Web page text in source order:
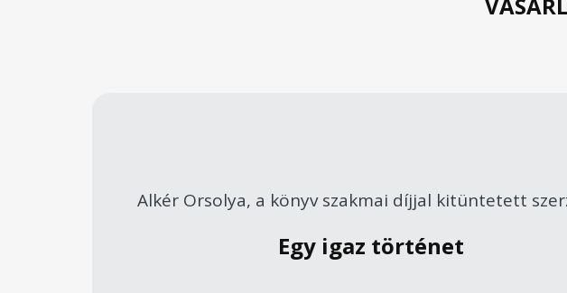
Alkér Orsolya, a könyv szakmai díjjal kitüntetett
Egy igaz történet